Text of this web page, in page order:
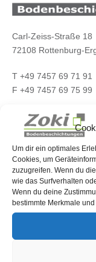
Um dir ein optimales
Cookies, um
zuzugreifen. Wenn du
wie das Surfverhalten
Wenn du deine
bestimmte Merkmale
Carl-Zeiss-Straße 18
72108 Rottenburg-
T +49 7457 69 71 91
F +49 7457 69 75 99
info@zoki-
www.zoki-
...finde uns auf
LEISTUNGEN
Terrassenbeschichtung